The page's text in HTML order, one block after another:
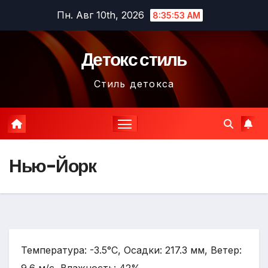
содержимому
Пн. Авг 10th, 2026 8:35:54 AM
Детокс стиль
Стиль детокса
Нью-Йорк
Температура: -3.5°C, Осадки: 217.3 мм, Ветер: